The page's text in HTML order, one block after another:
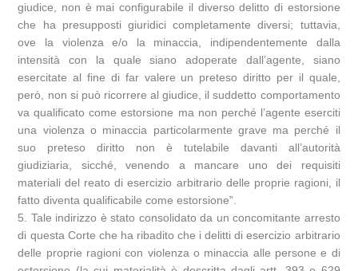
giudice, non è mai configurabile il diverso delitto di estorsione
che ha presupposti giuridici completamente diversi; tuttavia,
ove la violenza e/o la minaccia, indipendentemente dalla
intensità con la quale siano adoperate dall’agente, siano
esercitate al fine di far valere un preteso diritto per il quale,
però, non si può ricorrere al giudice, il suddetto comportamento
va qualificato come estorsione ma non perché l’agente eserciti
una violenza o minaccia particolarmente grave ma perché il
suo preteso diritto non è tutelabile davanti all’autorità
giudiziaria, sicché, venendo a mancare uno dei requisiti
materiali del reato di esercizio arbitrario delle proprie ragioni, il
fatto diventa qualificabile come estorsione”.
5. Tale indirizzo è stato consolidato da un concomitante arresto
di questa Corte che ha ribadito che i delitti di esercizio arbitrario
delle proprie ragioni con violenza o minaccia alle persone e di